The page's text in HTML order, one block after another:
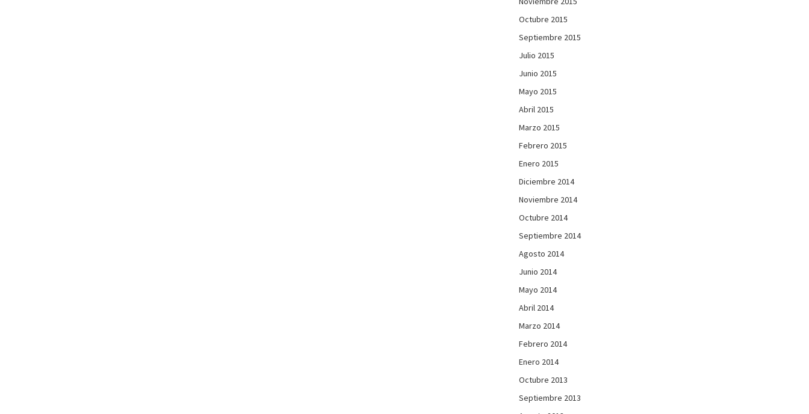
Octubre 2015
Septiembre 2015
Julio 2015
Junio 2015
Mayo 2015
Abril 2015
Marzo 2015
Febrero 2015
Enero 2015
Diciembre 2014
Noviembre 2014
Octubre 2014
Septiembre 2014
Agosto 2014
Junio 2014
Mayo 2014
Abril 2014
Marzo 2014
Febrero 2014
Enero 2014
Octubre 2013
Septiembre 2013